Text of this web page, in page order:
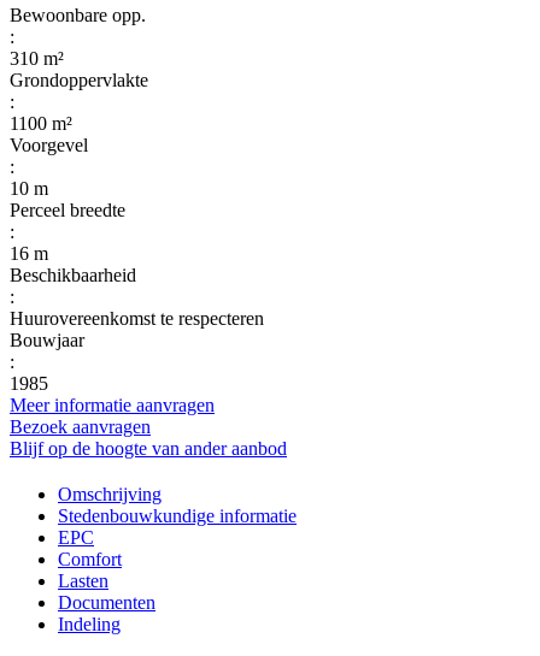
Bewoonbare opp.
:
310 m²
Grondoppervlakte
:
1100 m²
Voorgevel
:
10 m
Perceel breedte
:
16 m
Beschikbaarheid
:
Huurovereenkomst te respecteren
Bouwjaar
:
1985
Meer informatie aanvragen
Bezoek aanvragen
Blijf op de hoogte van ander aanbod
Omschrijving
Stedenbouwkundige informatie
EPC
Comfort
Lasten
Documenten
Indeling